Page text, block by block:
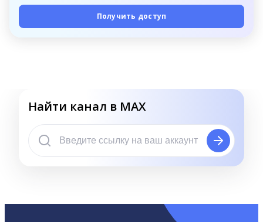
Получить доступ
Найти канал в MAX